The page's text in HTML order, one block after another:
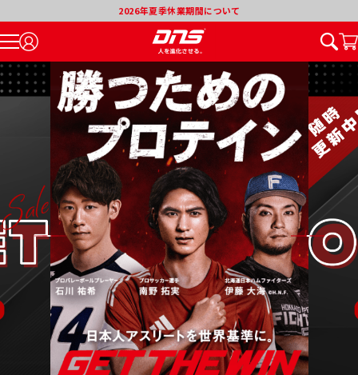
2026年夏季休業期間について